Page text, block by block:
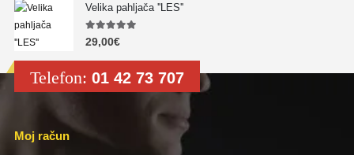
Velika pahljača ''LES''
5.00out of 5
29,00€
Telefon: 01 42 73 707
Moj račun